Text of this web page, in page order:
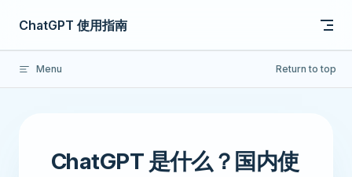
Skip to content
ChatGPT 使用指南
Menu Return to top
ChatGPT 是什么？国内使